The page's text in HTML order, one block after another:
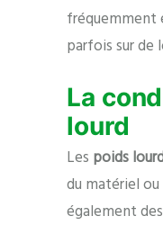
fréquemment
parfois sur de
La
lourd
Les poids
du matériel
également